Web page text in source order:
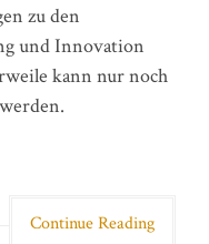
zu den
und Innovation
kann nur noch
Continue Reading